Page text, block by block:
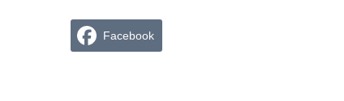
Facebook